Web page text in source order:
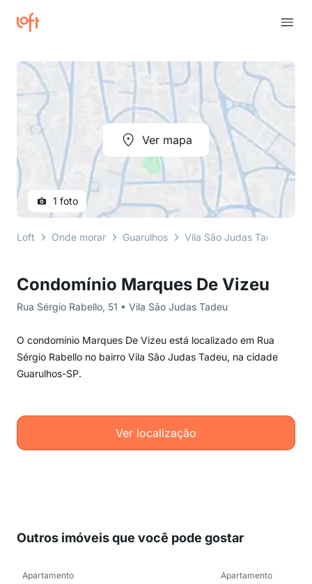
Condomínio Marques De Vizeu
Rua Sérgio Rabello, 51 • Vila São Judas Tadeu
O condomínio Marques De Vizeu está localizado em Rua
Sérgio Rabello no bairro Vila São Judas Tadeu, na cidade
Guarulhos-SP.
Ver localização
Ver mapa
1 foto
Loft Onde morar Guarulhos Vila São Judas Tadeu
Outros imóveis que você pode gostar
Apartamento Apartamento